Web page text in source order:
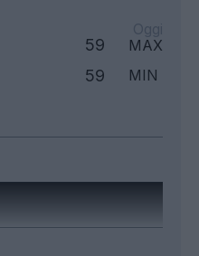
59 MAX
59 MIN